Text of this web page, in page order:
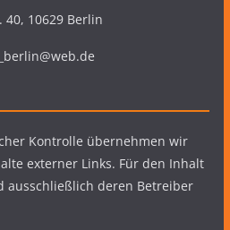
40, 10629 Berlin
Kontrolle übernehmen wir
externer Links. Für den Inhalt
ausschließlich deren Betreiber